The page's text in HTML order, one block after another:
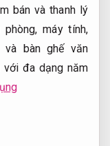
bán và thanh lý
máy tính,
và bàn ghế văn
đa dạng năm